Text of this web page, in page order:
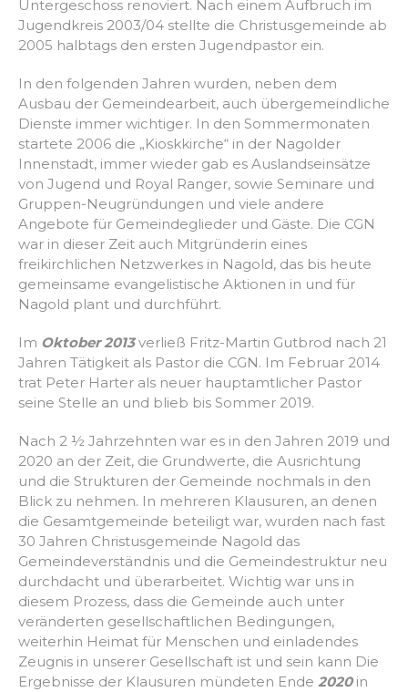
Untergeschoss renoviert. Nach einem Aufbruch im
Jugendkreis 2003/04 stellte die Christusgemeinde ab
2005 halbtags den ersten Jugendpastor ein.
In den folgenden Jahren wurden, neben dem
Ausbau der Gemeindearbeit, auch übergemeindliche
Dienste immer wichtiger. In den Sommermonaten
startete 2006 die „Kioskkirche“ in der Nagolder
Innenstadt, immer wieder gab es Auslandseinsätze
von Jugend und Royal Ranger, sowie Seminare und
Gruppen-Neugründungen und viele andere
Angebote für Gemeindeglieder und Gäste. Die CGN
war in dieser Zeit auch Mitgründerin eines
freikirchlichen Netzwerkes in Nagold, das bis heute
gemeinsame evangelistische Aktionen in und für
Nagold plant und durchführt.
Im Oktober 2013verließ Fritz-Martin Gutbrod nach 21
Jahren Tätigkeit als Pastor die CGN. Im Februar 2014
trat Peter Harter als neuer hauptamtlicher Pastor
seine Stelle an und blieb bis Sommer 2019.
Nach 2 ½ Jahrzehnten war es in den Jahren 2019 und
2020 an der Zeit, die Grundwerte, die Ausrichtung
und die Strukturen der Gemeinde nochmals in den
Blick zu nehmen. In mehreren Klausuren, an denen
die Gesamtgemeinde beteiligt war, wurden nach fast
30 Jahren Christusgemeinde Nagold das
Gemeindeverständnis und die Gemeindestruktur neu
durchdacht und überarbeitet. Wichtig war uns in
diesem Prozess, dass die Gemeinde auch unter
veränderten gesellschaftlichen Bedingungen,
weiterhin Heimat für Menschen und einladendes
Zeugnis in unserer Gesellschaft ist und sein kann Die
Ergebnisse der Klausuren mündeten Ende 2020in